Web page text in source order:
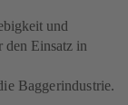
und
den Einsatz in
Baggerindustrie.